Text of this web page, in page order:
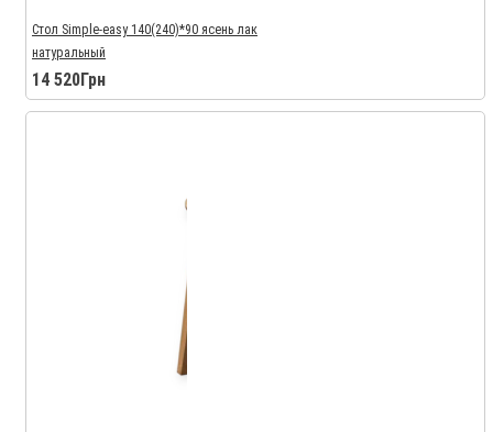
Стол Simple-easy 140(240)*90 ясень лак
натуральный
14 520Грн